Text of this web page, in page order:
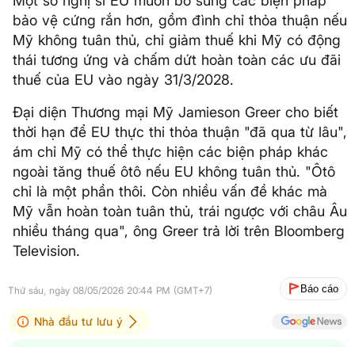
bảo vệ cứng rắn hơn, gồm đình chỉ thỏa thuận nếu
Mỹ không tuân thủ, chỉ giảm thuế khi Mỹ có động
thái tương ứng và chấm dứt hoàn toàn các ưu đãi
thuế của EU vào ngày 31/3/2028.
Đại diện Thương mại Mỹ Jamieson Greer cho biết
thời hạn để EU thực thi thỏa thuận "đã qua từ lâu",
ám chỉ Mỹ có thể thực hiện các biện pháp khác
ngoài tăng thuế ôtô nếu EU không tuân thủ. "Ôtô
chỉ là một phần thôi. Còn nhiều vấn đề khác mà
Mỹ vẫn hoàn toàn tuân thủ, trái ngược với châu Âu
nhiều tháng qua", ông Greer trả lời trên Bloomberg
Television.
Thứ sáu, ngày 08/05/2026 20:44 PM (GMT+7) Báo cáo
Nhà đầu tư lưu ý